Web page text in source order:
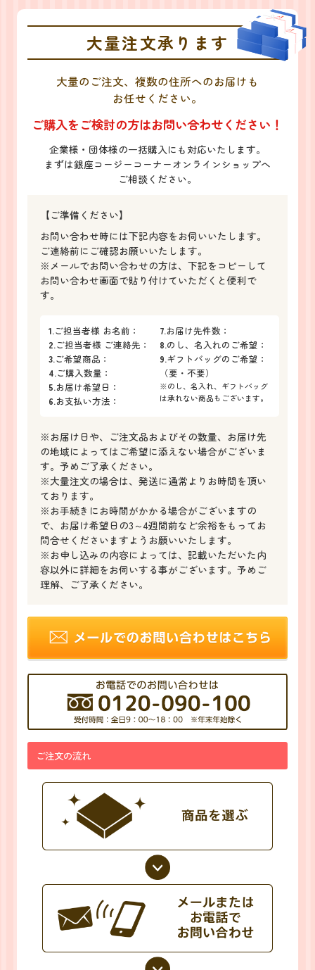
大量注文承ります
大量のご注文、複数の住所へのお届けも
お任せください。
ご購入をご検討の方はお問い合わせください！
企業様・団体様の一括購入にも対応いたします。
まずは銀座コージーコーナーオンラインショップへ
ご相談ください。
【ご準備ください】
お問い合わせ時には下記内容をお伺いいたします。
ご連絡前にご確認お願いいたします。
※メールでお問い合わせの方は、下記をコピーして
お問い合わせ画面で貼り付けていただくと便利で
す。
1.ご担当者様 お名前：
2.ご担当者様 ご連絡先：
3.ご希望商品：
4.ご購入数量：
5.お届け希望日：
6.お支払い方法：
7.お届け先件数：
8.のし、名入れのご希望：
9.ギフトバッグのご希望：
（要・不要）
※のし、名入れ、ギフトバッグ
は承れない商品もございます。
※お届け日や、ご注文品およびその数量、お届け先
の地域によってはご希望に添えない場合がございま
す。予めご了承ください。
※大量注文の場合は、発送に通常よりお時間を頂い
ております。
※お手続きにお時間がかかる場合がございますの
で、お届け希望日の3～4週間前など余裕をもってお
問合せくださいますようお願いいたします。
※お申し込みの内容によっては、記載いただいた内
容以外に詳細をお伺いする事がございます。予めご
理解、ご了承ください。
ご注文の流れ